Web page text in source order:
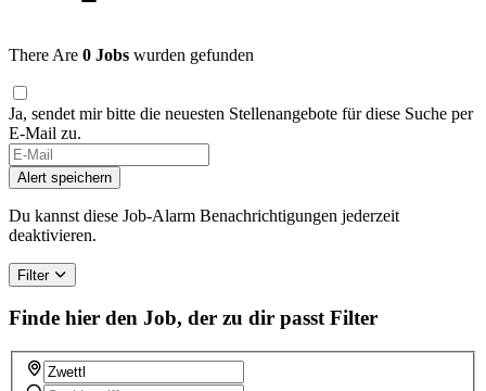
There Are 0 Jobs wurden gefunden
Ja, sendet mir bitte die neuesten Stellenangebote für diese Suche per
E-Mail zu.
Alert speichern
Du kannst diese Job-Alarm Benachrichtigungen jederzeit
deaktivieren.
Filter
Finde hier den Job, der zu dir passt Filter